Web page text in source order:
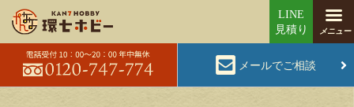
メールでご相談